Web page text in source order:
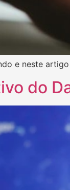
e neste
do